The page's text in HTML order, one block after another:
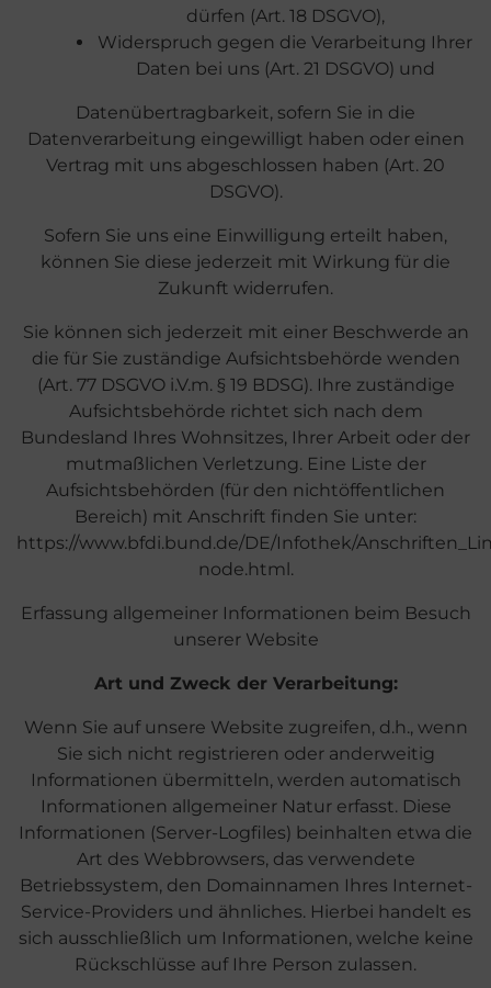
dürfen (Art. 18 DSGVO),
Widerspruch gegen die Verarbeitung Ihrer
Daten bei uns (Art. 21 DSGVO) und
Datenübertragbarkeit, sofern Sie in die
Datenverarbeitung eingewilligt haben oder einen
Vertrag mit uns abgeschlossen haben (Art. 20
DSGVO).
Sofern Sie uns eine Einwilligung erteilt haben,
können Sie diese jederzeit mit Wirkung für die
Zukunft widerrufen.
Sie können sich jederzeit mit einer Beschwerde an
die für Sie zuständige Aufsichtsbehörde wenden
(Art. 77 DSGVO i.V.m. § 19 BDSG). Ihre zuständige
Aufsichtsbehörde richtet sich nach dem
Bundesland Ihres Wohnsitzes, Ihrer Arbeit oder der
mutmaßlichen Verletzung. Eine Liste der
Aufsichtsbehörden (für den nichtöffentlichen
Bereich) mit Anschrift finden Sie unter:
https://www.bfdi.bund.de/DE/Infothek/
node.html.
Erfassung allgemeiner Informationen beim Besuch
unserer Website
Art und Zweck der Verarbeitung:
Wenn Sie auf unsere Website zugreifen, d.h., wenn
Sie sich nicht registrieren oder anderweitig
Informationen übermitteln, werden automatisch
Informationen allgemeiner Natur erfasst. Diese
Informationen (Server-Logfiles) beinhalten etwa die
Art des Webbrowsers, das verwendete
Betriebssystem, den Domainnamen Ihres Internet-
Service-Providers und ähnliches. Hierbei handelt es
sich ausschließlich um Informationen, welche keine
Rückschlüsse auf Ihre Person zulassen.